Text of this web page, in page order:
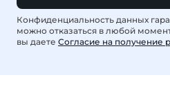
Конфиденциальность данных
можно отказаться в любой
вы даете Согласие на получение